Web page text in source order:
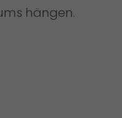
hängen.